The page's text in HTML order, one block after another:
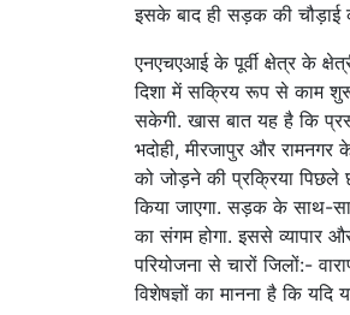
इसके बाद ही सड़क की चौड़ाई
एनएचएआई के पूर्वी क्षेत्र के
दिशा में सक्रिय रूप से काम शुरू
सकेगी. खास बात यह है कि
भदोही, मीरजापुर और रामनगर
को जोड़ने की प्रक्रिया पिछले
किया जाएगा. सड़क के साथ-
का संगम होगा. इससे व्यापार
परियोजना से चारों जिलों:-
विशेषज्ञों का मानना है कि